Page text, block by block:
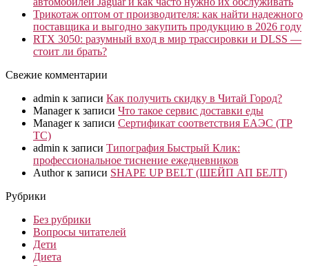
Трикотаж оптом от производителя: как найти надежного
поставщика и выгодно закупить продукцию в 2026 году
RTX 3050: разумный вход в мир трассировки и DLSS —
стоит ли брать?
Свежие комментарии
admin к записи Как получить скидку в Читай Город?
Managerк записи Что такое сервис доставки еды
Managerк записи Сертификат соответствия ЕАЭС (ТР
ТС)
admin к записи Типография Быстрый Клик:
профессиональное тиснение ежедневников
Authorк записи SHAPE UP BELT (ШЕЙП АП БЕЛТ)
Рубрики
Без рубрики
Вопросы читателей
Дети
Диета